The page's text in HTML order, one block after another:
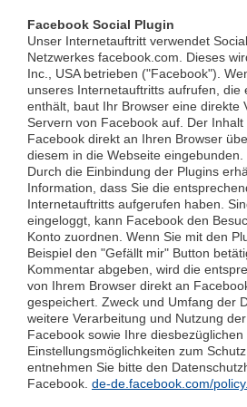
Facebook Social Plugin
Unser Internetauftritt verwendet
Netzwerkes facebook.com. Dieses
Inc., USA betrieben ("Facebook").
unseres Internetauftritts aufrufen, die
enthält, baut Ihr Browser eine direkte
Servern von Facebook auf. Der
Facebook direkt an Ihren Browser
diesem in die Webseite eingebunden.
Durch die Einbindung der Plugins
Information, dass Sie die
Internetauftritts aufgerufen haben.
eingeloggt, kann Facebook den
Konto zuordnen. Wenn Sie mit den
Beispiel den "Gefällt mir" Button
Kommentar abgeben, wird die
von Ihrem Browser direkt an
gespeichert. Zweck und Umfang der
weitere Verarbeitung und Nutzung
Facebook sowie Ihre diesbezüglichen
Einstellungsmöglichkeiten zum
entnehmen Sie bitte den
Facebook. de-de.facebook.com/